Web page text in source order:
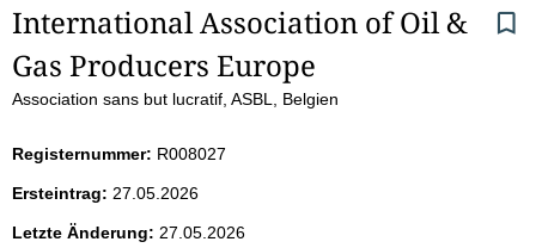
S
e
t
e
International Association of Oil &
Gas Producers Europe
Association sans but lucratif, ASBL, Belgien
Registernummer: R008027
Ersteintrag: 27.05.2026
Letzte Änderung: 27.05.2026